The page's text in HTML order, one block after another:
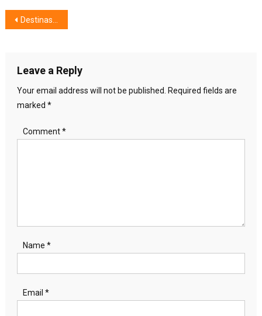
Post
Destinasi Di Indonesia Saat Ini,Pesona Kota Padang
Leave a Reply
Your email address will not be published.
Required fields are
marked *
Comment*
Name *
Email *